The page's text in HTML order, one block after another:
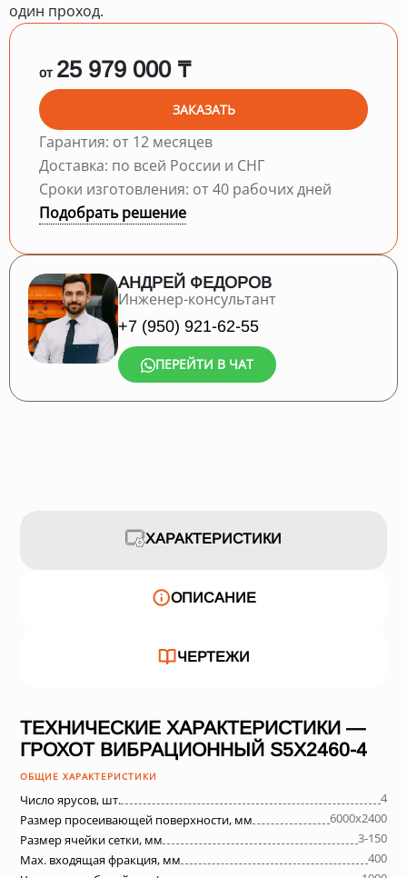
один проход.
от 25 979 000 ₸
ЗАКАЗАТЬ
Гарантия: от 12 месяцев
Доставка: по всей России и СНГ
Сроки изготовления: от 40 рабочих дней
Подобрать решение
АНДРЕЙ ФЕДОРОВ
Инженер-консультант
+7 (950) 921-62-55
ПЕРЕЙТИ В ЧАТ
ХАРАКТЕРИСТИКИ
ОПИСАНИЕ
ЧЕРТЕЖИ
ТЕХНИЧЕСКИЕ ХАРАКТЕРИСТИКИ —
ГРОХОТ ВИБРАЦИОННЫЙ S5X2460-4
ОБЩИЕ ХАРАКТЕРИСТИКИ
Число ярусов, шт.
4
Размер просеивающей поверхности, мм
6000х2400
Размер ячейки сетки, мм
3-150
Max. входящая фракция, мм
400